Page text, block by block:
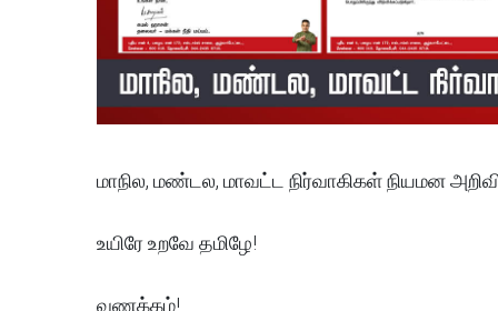
மாநில, மண்டல, மாவட்ட நிர்வாகிகள் நியமன
உயிரே உறவே தமிழே!
வணக்கம்!